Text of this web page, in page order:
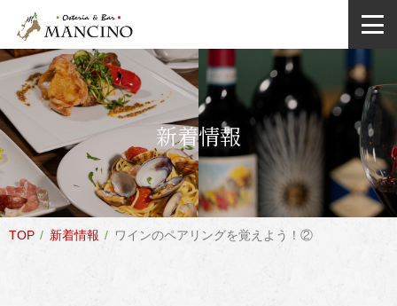
新着情報
TOP 新着情報 ワインのペアリングを覚えよう！②